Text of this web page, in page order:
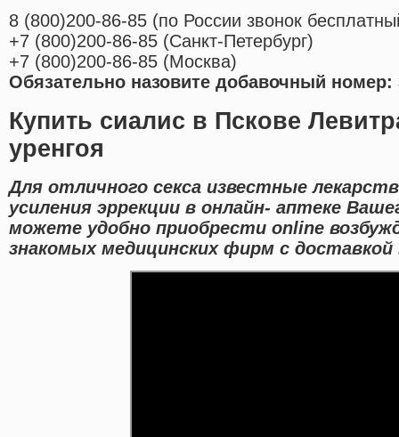
8 (800)200-86-85 (по России звонок
+7 (800)200-86-85 (Санкт-Петербург)
+7 (800)200-86-85 (Москва)
Обязательно назовите добавочный номер:
Купить сиалис в Пскове
уренгоя
Для отличного секса известные
усиления эррекции в онлайн- аптеке
можете удобно приобрести online
знакомых медицинских фирм с доставкой